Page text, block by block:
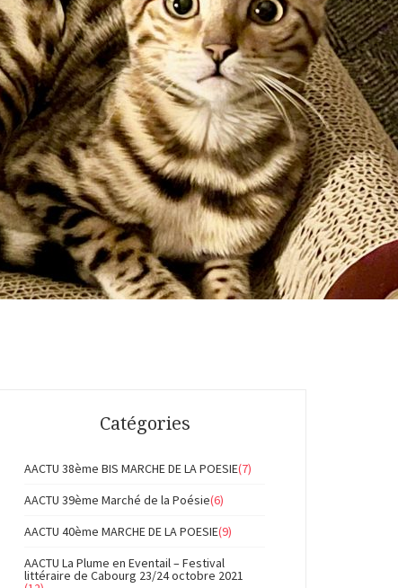
Catégories
AACTU 38ème BIS MARCHE DE LA POESIE(7)
AACTU 39ème Marché de la Poésie(6)
AACTU 40ème MARCHE DE LA POESIE(9)
AACTU La Plume en Eventail – Festival
littéraire de Cabourg 23/24 octobre 2021